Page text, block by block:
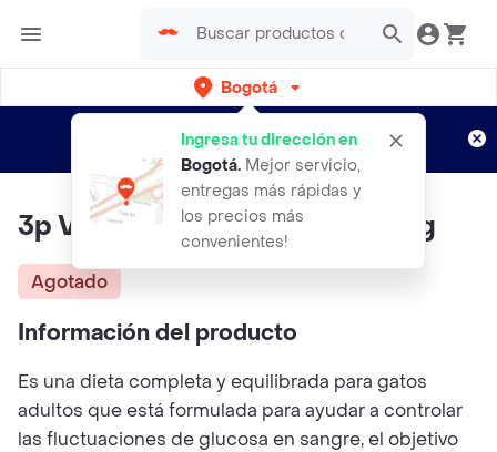
Bogotá
Ingresa tu dirección en
Bogotá. Mejor servicio,
entregas más rápidas y
los precios más
convenientes!
envíos gratis por semanas
Aplican TyC
3p Vhn Glycob Lata Cat 0.08 Kg
Agotado
Información del producto
Es una dieta completa y equilibrada para gatos
adultos que está formulada para ayudar a controlar
las fluctuaciones de glucosa en sangre, el objetivo